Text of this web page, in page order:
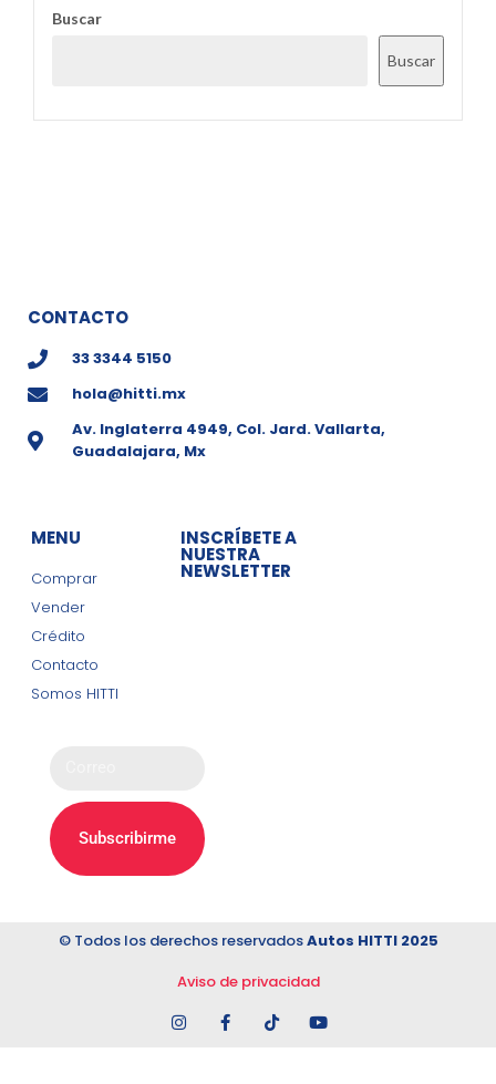
Buscar
Buscar
CONTACTO
33 3344 5150
hola@hitti.mx
Av. Inglaterra 4949, Col. Jard. Vallarta,
Guadalajara, Mx
MENU
Comprar
Vender
Crédito
Contacto
Somos HITTI
Subscribirme
INSCRÍBETE A
NUESTRA
NEWSLETTER
© Todos los derechos reservadosAutos HITTI 2025
Aviso de privacidad